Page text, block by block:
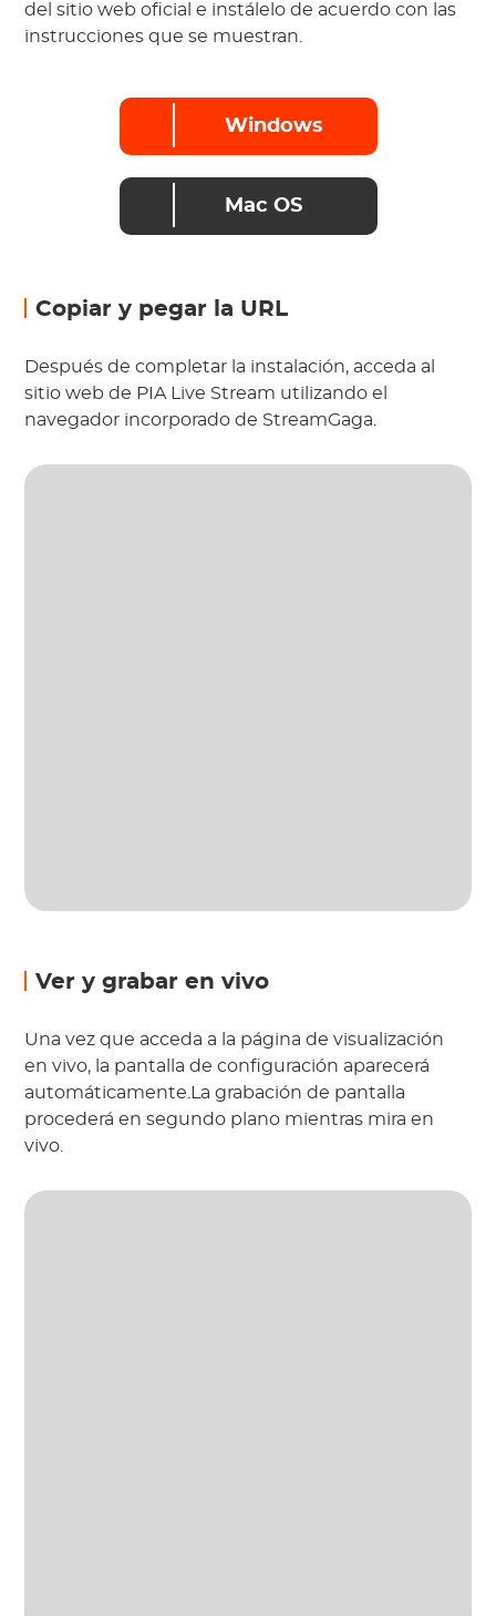
del sitio web oficial e instálelo de acuerdo con las
instrucciones que se muestran.
Windows
Mac OS
Copiar y pegar la URL
Después de completar la instalación, acceda al
sitio web de PIA Live Stream utilizando el
navegador incorporado de StreamGaga.
Ver y grabar en vivo
Una vez que acceda a la página de visualización
en vivo, la pantalla de configuración aparecerá
automáticamente.La grabación de pantalla
procederá en segundo plano mientras mira en
vivo.